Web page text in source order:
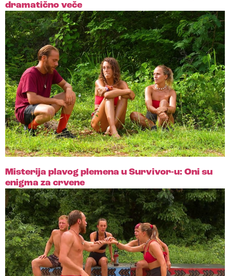
dramatično veče
Misterija plavog plemena u Survivor-u: Oni su
enigma za crvene